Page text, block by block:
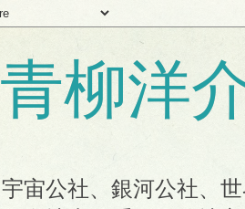
青柳洋
宇宙公社、銀河公社、